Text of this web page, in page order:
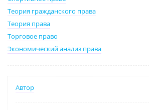
Теория гражданского права
Теория права
Торговое право
Экономический анализ права
Автор